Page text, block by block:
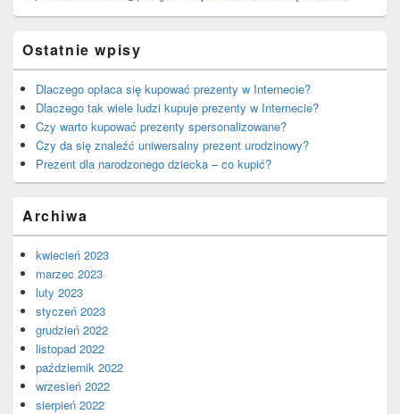
Sidebar
Widget
Area
Ostatnie wpisy
Dlaczego opłaca się kupować prezenty w Internecie?
Dlaczego tak wiele ludzi kupuje prezenty w Internecie?
Czy warto kupować prezenty spersonalizowane?
Czy da się znaleźć uniwersalny prezent urodzinowy?
Prezent dla narodzonego dziecka – co kupić?
Archiwa
kwiecień 2023
marzec 2023
luty 2023
styczeń 2023
grudzień 2022
listopad 2022
październik 2022
wrzesień 2022
sierpień 2022